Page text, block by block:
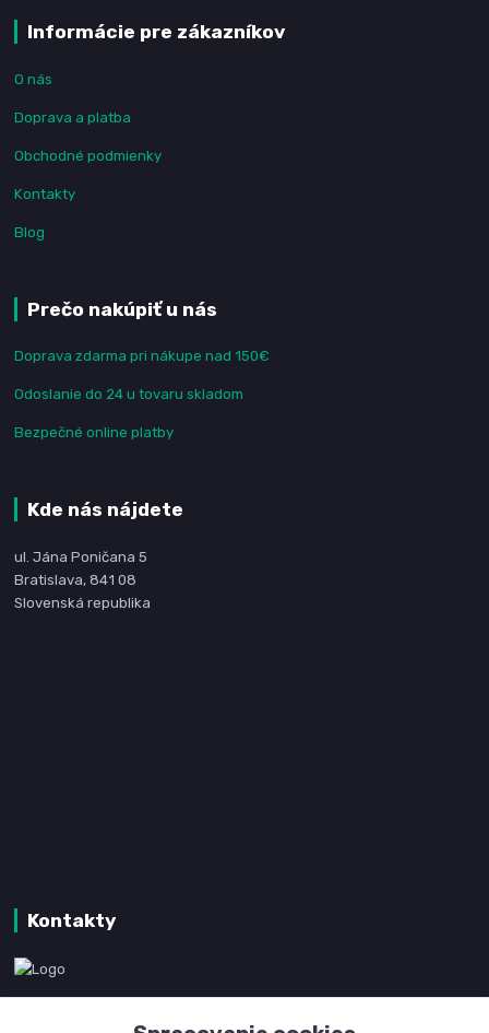
Informácie pre zákazníkov
O nás
Doprava a platba
Obchodné podmienky
Kontakty
Blog
Prečo nakúpiť u nás
Doprava zdarma pri nákupe nad 150€
Odoslanie do 24 u tovaru skladom
Bezpečné online platby
Kde nás nájdete
ul. Jána Poničana 5
Bratislava, 841 08
Slovenská republika
Kontakty